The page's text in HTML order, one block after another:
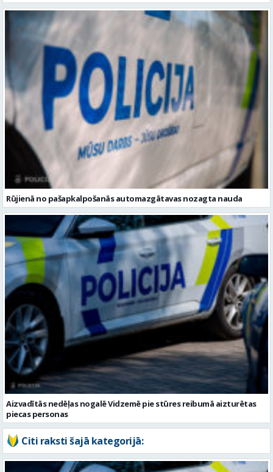
Rūjienā no pašapkalpošanās automazgātavas nozagta nauda
Aizvadītās nedēļas nogalē Vidzemē pie stūres reibumā aizturētas
piecas personas
Citi raksti šajā kategorijā: